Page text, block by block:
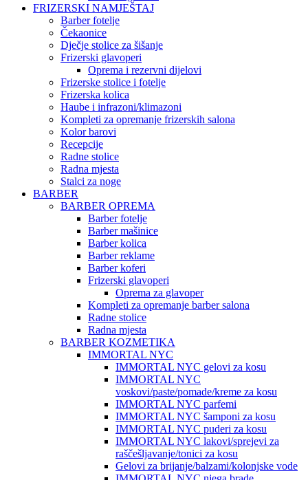
FRIZERSKI NAMJEŠTAJ
Barber fotelje
Čekaonice
Dječje stolice za šišanje
Frizerski glavoperi
Oprema i rezervni dijelovi
Frizerske stolice i fotelje
Frizerska kolica
Haube i infrazoni/klimazoni
Kompleti za opremanje frizerskih salona
Kolor barovi
Recepcije
Radne stolice
Radna mjesta
Stalci za noge
BARBER
BARBER OPREMA
Barber fotelje
Barber mašinice
Barber kolica
Barber reklame
Barber koferi
Frizerski glavoperi
Oprema za glavoper
Kompleti za opremanje barber salona
Radne stolice
Radna mjesta
BARBER KOZMETIKA
IMMORTAL NYC
IMMORTAL NYC gelovi za kosu
IMMORTAL NYC
voskovi/paste/pomade/kreme za kosu
IMMORTAL NYC parfemi
IMMORTAL NYC šamponi za kosu
IMMORTAL NYC puderi za kosu
IMMORTAL NYC lakovi/sprejevi za
raščešljavanje/tonici za kosu
Gelovi za brijanje/balzami/kolonjske vode